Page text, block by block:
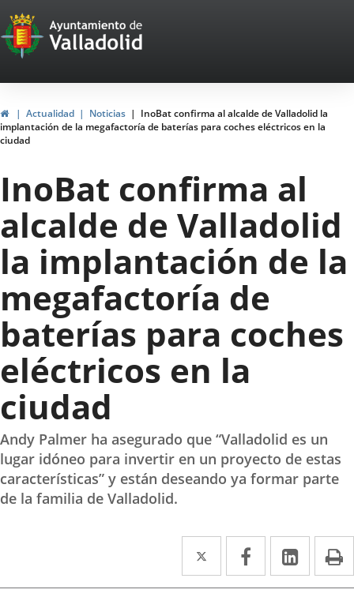
Portal
Web
del
Ayuntamiento
de
Valladolid
InicioActualidad Noticias
InoBat confirma al alcalde de Valladolid la
implantación de la megafactoría de baterías para coches eléctricos en la
ciudad
InoBat confirma al
alcalde de Valladolid
la implantación de la
megafactoría de
baterías para coches
eléctricos en la
ciudad
Andy Palmer ha asegurado que “Valladolid es un
lugar idóneo para invertir en un proyecto de estas
características” y están deseando ya formar parte
de la familia de Valladolid.
Twitter
Enlace
a
Facebook
Enlace
a
Enlace
a